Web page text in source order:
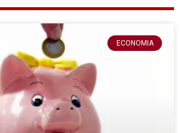
ECONOMIA